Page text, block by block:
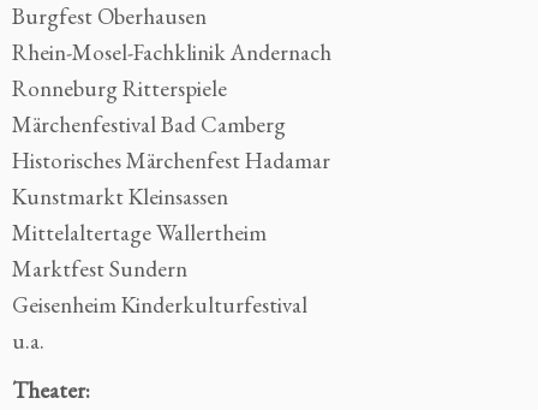
Burgfest Oberhausen
Rhein-Mosel-Fachklinik Andernach
Ronneburg Ritterspiele
Märchenfestival Bad Camberg
Historisches Märchenfest Hadamar
Kunstmarkt Kleinsassen
Mittelaltertage Wallertheim
Marktfest Sundern
Geisenheim Kinderkulturfestival
u.a.
Theater: